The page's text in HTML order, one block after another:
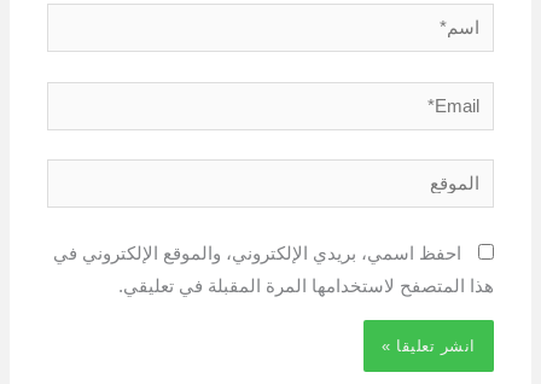
اسم*
Email*
الموقع
احفظ اسمي، بريدي الإلكتروني، والموقع الإلكتروني في
هذا المتصفح لاستخدامها المرة المقبلة في تعليقي.